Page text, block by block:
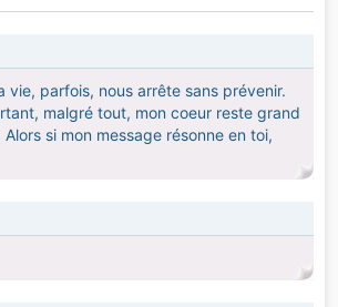
parfois, nous arrête sans prévenir.
malgré tout, mon coeur reste grand
si mon message résonne en toi,